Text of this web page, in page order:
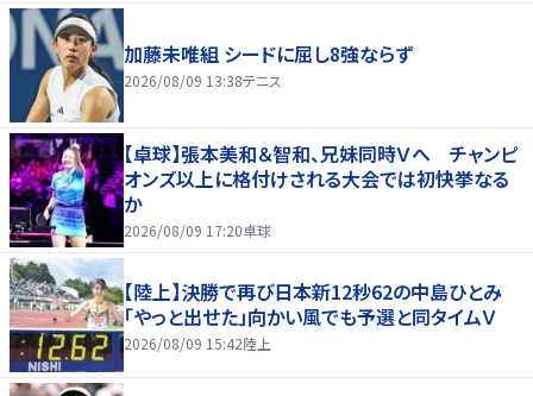
加藤未唯組 シードに屈し8強ならず
2026/08/09 13:38テニス
【卓球】張本美和＆智和、兄妹同時Ｖへ チャンピ
オンズ以上に格付けされる大会では初快挙なる
か
2026/08/09 17:20卓球
【陸上】決勝で再び日本新12秒62の中島ひとみ
「やっと出せた」向かい風でも予選と同タイムＶ
2026/08/09 15:42陸上